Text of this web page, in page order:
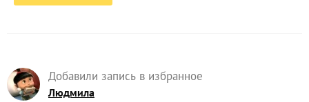
Добавили запись в избранное
Людмила